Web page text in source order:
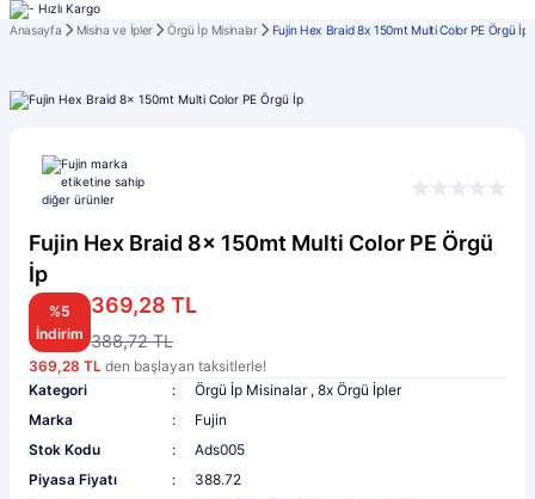
Anasayfa Misina ve İpler Örgü İp Misinalar Fujin Hex Braid 8x 150mt Multi Color PE Örgü İp
Fujin Hex Braid 8x 150mt Multi Color PE Örgü
İp
%5
İndirim
369,28 TL
388,72 TL
369,28 TL den başlayan taksitlerle!
Kategori
Örgü İp Misinalar , 8x Örgü İpler
Marka
Fujin
Stok Kodu
Ads005
Piyasa Fiyatı
388.72